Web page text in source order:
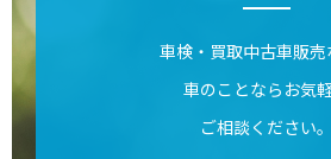
車検・買取中古車販売
車のことならお気
ご相談ください。